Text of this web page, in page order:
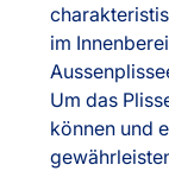
im
Um das
können und